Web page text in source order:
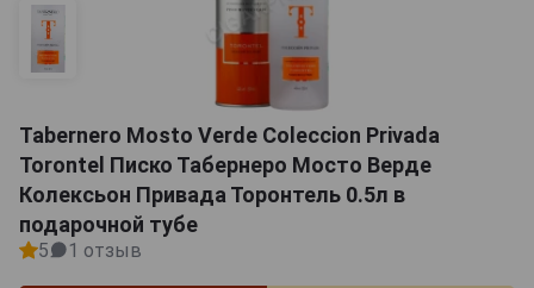
Tabernero Mosto Verde Coleccion Privada
Torontel Писко Табернеро Мосто Верде
Колексьон Привада Торонтель 0.5л в
подарочной тубе
5 1 отзыв